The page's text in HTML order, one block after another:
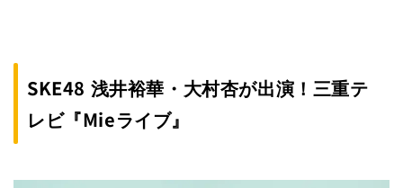
SKE48 浅井裕華・大村杏が出演！三重テ
レビ『Mieライブ』